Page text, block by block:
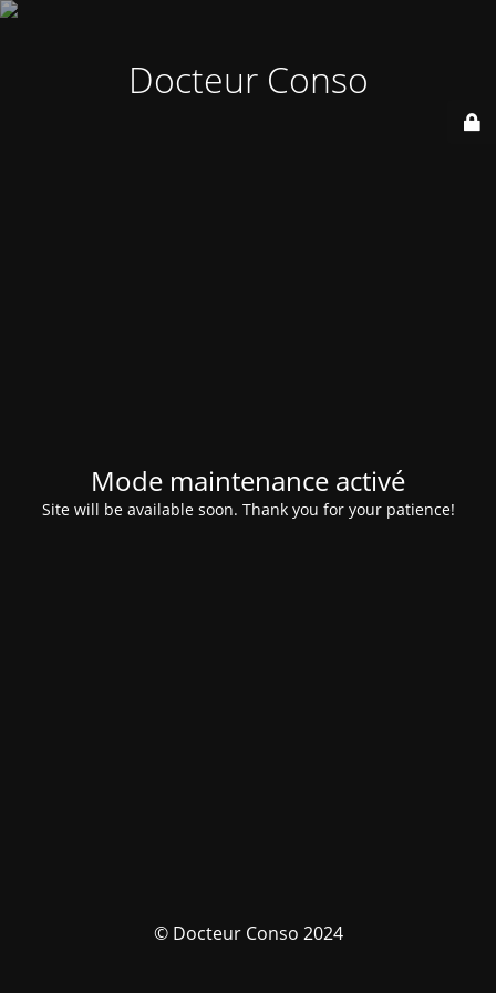
Docteur Conso
Mode maintenance activé
Site will be available soon. Thank you for your patience!
© Docteur Conso 2024